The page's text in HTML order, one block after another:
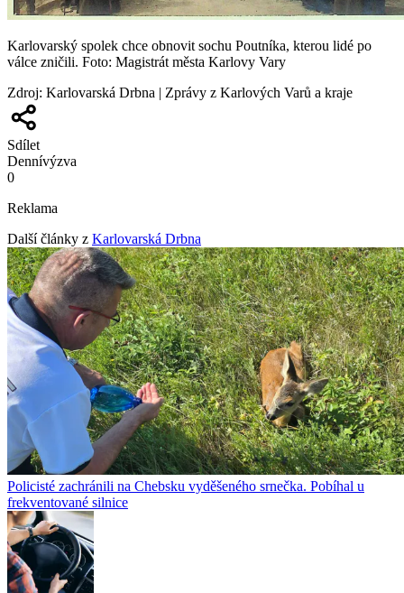
Karlovarský spolek chce obnovit sochu Poutníka, kterou lidé po
válce zničili. Foto: Magistrát města Karlovy Vary
Zdroj: Karlovarská Drbna | Zprávy z Karlových Varů a kraje
Sdílet
Dennívýzva
0
Reklama
Další články z Karlovarská Drbna
Policisté zachránili na Chebsku vyděšeného srnečka. Pobíhal u
frekventované silnice